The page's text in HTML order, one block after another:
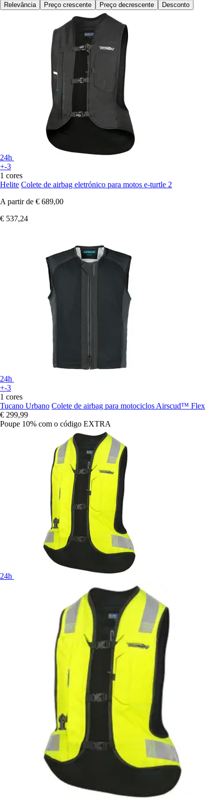
Relevância
Preço crescente Preço decrescente Desconto
24h
+-3
1 cores
Helite Colete de airbag eletrónico para motos e-turtle 2
A partir de € 689,00
€ 537,24
24h
+-3
1 cores
Tucano Urbano Colete de airbag para motociclos Airscud™ Flex
€ 299,99
Poupe 10% com o código EXTRA
24h